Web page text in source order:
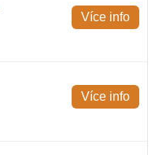
Více info
Více info